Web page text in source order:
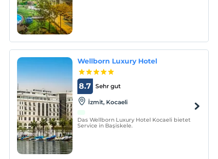
Wellborn Luxury Hotel
Sehr gut
8.7
İzmit, Kocaeli
Das Wellborn Luxury Hotel Kocaeli bietet
Service in Başiskele.